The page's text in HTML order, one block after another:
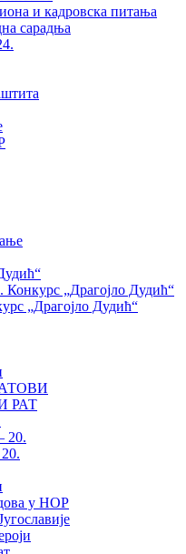
и кадровска питања
сарадња
Конкурс „Драгојло Дудић“
„Драгојло Дудић“
РАТ
20.
у НОР